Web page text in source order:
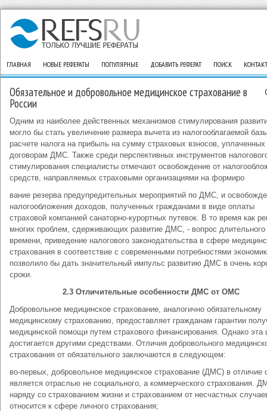
ГЛАВНАЯ НОВЫЕ РЕФЕРАТЫ ПОПУЛЯРНЫЕ ДОБАВИТЬ РЕФЕРАТ ПОИСК
Обязательное и добровольное медицинское страхование в
России
Одним из наиболее действенных механизмов стимулирования
могло бы стать увеличение размера вычета из налогооблагаемой
расчете налога на прибыль на сумму страховых взносов, уплаченных
договорам ДМС. Также среди перспективных инструментов
стимулирования специалисты отмечают освобождение от
средств, направляемых страховыми организациями на формиро
вание резерва предупредительных мероприятий по ДМС, и
налогообложения доходов, полученных гражданами в виде оплаты
страховой компанией санаторно-курортных путевок. В то время как
многих проблем, сдерживающих развитие ДМС, - вопрос длительного
времени, приведение налогового законодательства в сфере
страхования в соответствие с современными потребностями
позволило бы дать значительный импульс развитию ДМС в очень
сроки.
2.3 Отличительные особенности ДМС от ОМС
Добровольное медицинское страхование, аналогично обязательному
медицинскому страхованию, предоставляет гражданам гарантии
медицинской помощи путем страхового финансирования. Однако эта
достигается другими средствами. Отличия добровольного
страхования от обязательного заключаются в следующем:
во-первых, добровольное медицинское страхование (ДМС) в
является отраслью не социального, а коммерческого страхования.
наряду со страхованием жизни и страхованием от несчастных
относится к сфере личного страхования;